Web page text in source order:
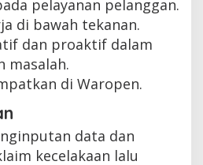
pelayanan pelanggan.
di bawah tekanan.
dan proaktif dalam
masalah.
di Waropen.
data dan
kecelakaan lalu